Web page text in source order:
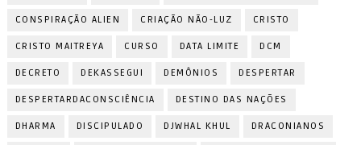
CONSPIRAÇÃO ALIEN CRIAÇÃO NÃO-LUZ CRISTO
CRISTO MAITREYA CURSO DATA LIMITE DCM
DECRETO DEKASSEGUI DEMÔNIOS DESPERTAR
DESPERTARDACONSCIÊNCIA DESTINO DAS NAÇÕES
DHARMA DISCIPULADO DJWHAL KHUL DRACONIANOS